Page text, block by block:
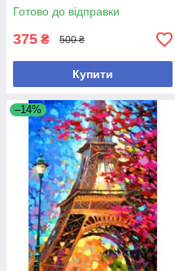
Готово до відправки
375 ₴ 500 ₴
Купити
–14%